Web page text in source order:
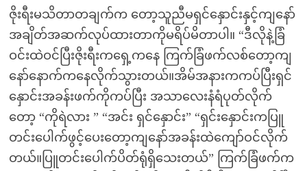
ဇိုးရီးမသိတာတချက်က တော့သူညီမရှင်နှောင်းနှင့်ကျနော်
အချိတ်အဆက်လုပ်ထားတာကိုမရိပ်မိတာပါ။ “ဒီလိုနဲ့ခြံ
ဝင်းထဲဝင်ပြီးဇိုးရီးကရှေ့ကနေ ကြက်ခြံဖက်လစ်တော့ကျ
နော်နောက်ကနေလိုက်သွားတယ်။အိမ်အနားကကပ်ပြီးရှင်
နှောင်းအခန်းဖက်ကိုကပ်ပြီး အသာလေးနံရံပုတ်လိုက်
တော့ “ကိုရဲလား ” “အင်း ရှင်နှောင်း” “ရှင်းနှောင်းကပြူ
တင်းပေါက်ဖွင့်ပေးတော့ကျနော်အခန်းထဲကျော်ဝင်လိုက်
တယ်။ပြူတင်းပေါက်ပိတ်ရုံရှိသေးတယ်” ကြက်ခြံဖက်က